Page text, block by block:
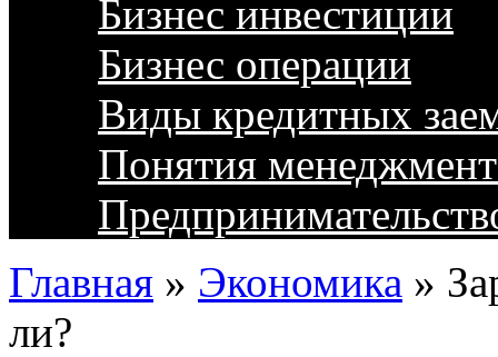
Бизнес инвестиции
Бизнес операции
Виды кредитных
Понятия
Главная » Экономика »
ли?